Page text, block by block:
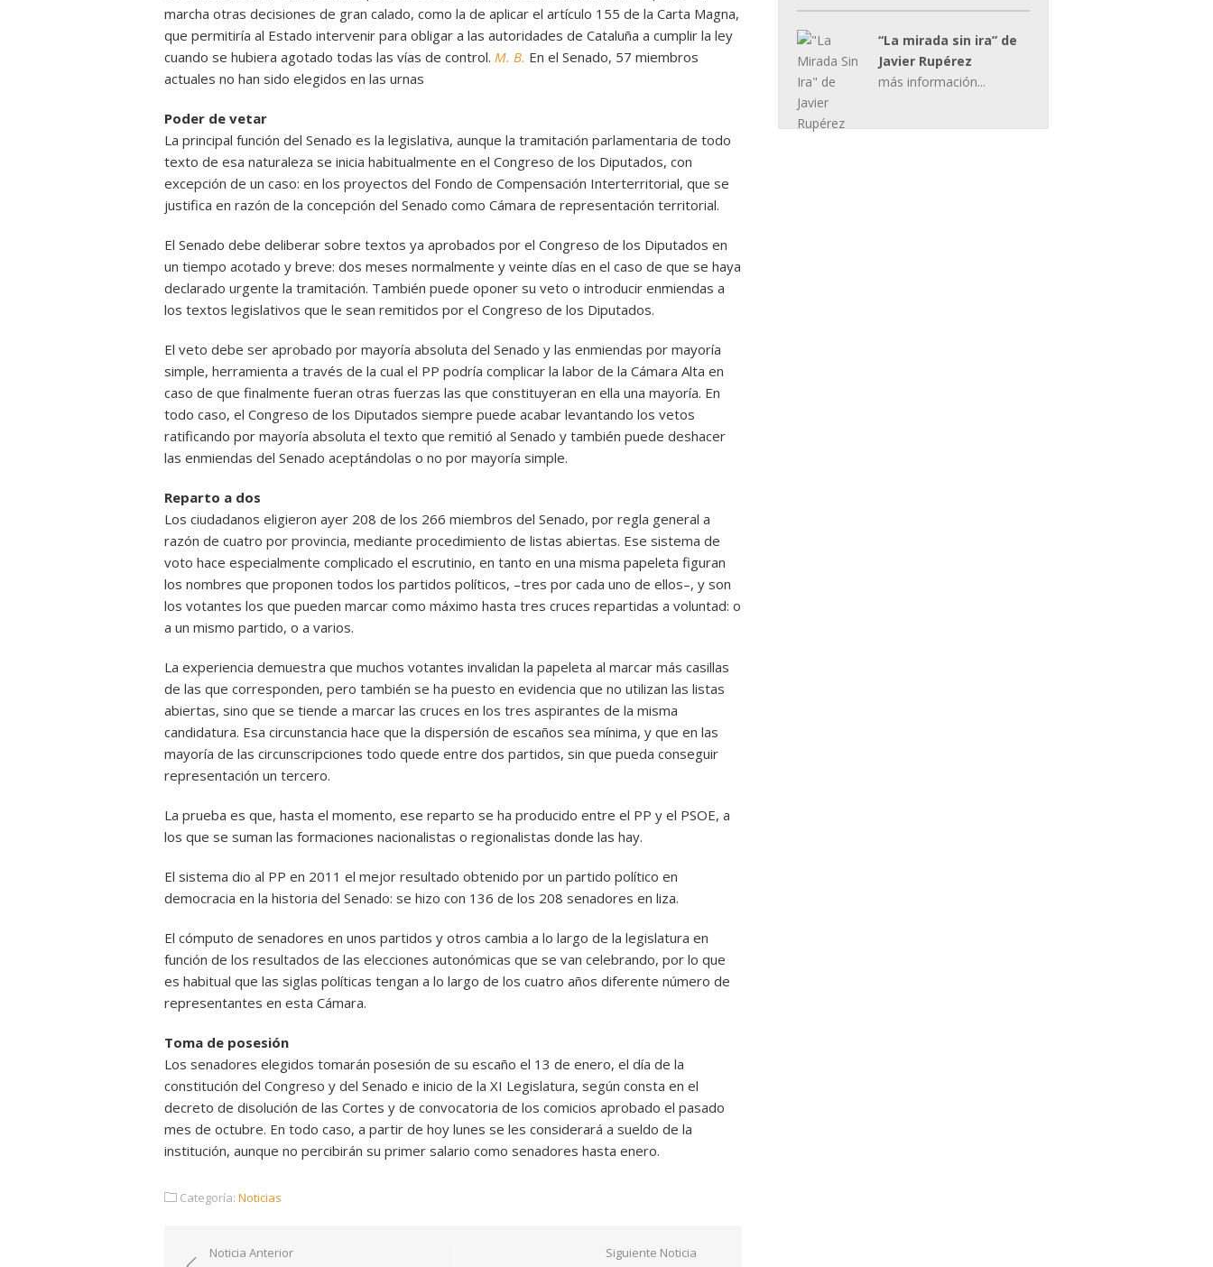
marcha otras decisiones de gran calado, como la de aplicar el artículo 155 de la Carta Magna,
que permitiría al Estado intervenir para obligar a las autoridades de Cataluña a cumplir la ley
cuando se hubiera agotado todas las vías de control. M. B. En el Senado, 57 miembros
actuales no han sido elegidos en las urnas
Poder de vetar
La principal función del Senado es la legislativa, aunque la tramitación parlamentaria de todo
texto de esa naturaleza se inicia habitualmente en el Congreso de los Diputados, con
excepción de un caso: en los proyectos del Fondo de Compensación Interterritorial, que se
justifica en razón de la concepción del Senado como Cámara de representación territorial.
El Senado debe deliberar sobre textos ya aprobados por el Congreso de los Diputados en
un tiempo acotado y breve: dos meses normalmente y veinte días en el caso de que se haya
declarado urgente la tramitación. También puede oponer su veto o introducir enmiendas a
los textos legislativos que le sean remitidos por el Congreso de los Diputados.
El veto debe ser aprobado por mayoría absoluta del Senado y las enmiendas por mayoría
simple, herramienta a través de la cual el PP podría complicar la labor de la Cámara Alta en
caso de que finalmente fueran otras fuerzas las que constituyeran en ella una mayoría. En
todo caso, el Congreso de los Diputados siempre puede acabar levantando los vetos
ratificando por mayoría absoluta el texto que remitió al Senado y también puede deshacer
las enmiendas del Senado aceptándolas o no por mayoría simple.
Reparto a dos
Los ciudadanos eligieron ayer 208 de los 266 miembros del Senado, por regla general a
razón de cuatro por provincia, mediante procedimiento de listas abiertas. Ese sistema de
voto hace especialmente complicado el escrutinio, en tanto en una misma papeleta figuran
los nombres que proponen todos los partidos políticos, –tres por cada uno de ellos–, y son
los votantes los que pueden marcar como máximo hasta tres cruces repartidas a voluntad: o
a un mismo partido, o a varios.
La experiencia demuestra que muchos votantes invalidan la papeleta al marcar más casillas
de las que corresponden, pero también se ha puesto en evidencia que no utilizan las listas
abiertas, sino que se tiende a marcar las cruces en los tres aspirantes de la misma
candidatura. Esa circunstancia hace que la dispersión de escaños sea mínima, y que en las
mayoría de las circunscripciones todo quede entre dos partidos, sin que pueda conseguir
representación un tercero.
La prueba es que, hasta el momento, ese reparto se ha producido entre el PP y el PSOE, a
los que se suman las formaciones nacionalistas o regionalistas donde las hay.
El sistema dio al PP en 2011 el mejor resultado obtenido por un partido político en
democracia en la historia del Senado: se hizo con 136 de los 208 senadores en liza.
El cómputo de senadores en unos partidos y otros cambia a lo largo de la legislatura en
función de los resultados de las elecciones autonómicas que se van celebrando, por lo que
es habitual que las siglas políticas tengan a lo largo de los cuatro años diferente número de
representantes en esta Cámara.
Toma de posesión
Los senadores elegidos tomarán posesión de su escaño el 13 de enero, el día de la
constitución del Congreso y del Senado e inicio de la XI Legislatura, según consta en el
decreto de disolución de las Cortes y de convocatoria de los comicios aprobado el pasado
mes de octubre. En todo caso, a partir de hoy lunes se les considerará a sueldo de la
institución, aunque no percibirán su primer salario como senadores hasta enero.
Categoría: Noticias
Navegación
Noticia Anterior Siguiente Noticia
“La mirada sin ira” de
Javier Rupérez
más información...